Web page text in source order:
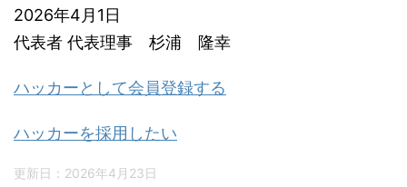
2026年4月1日
代表者 代表理事 杉浦 隆幸
ハッカーとして会員登録する
ハッカーを採用したい
更新日： 2026年4月23日